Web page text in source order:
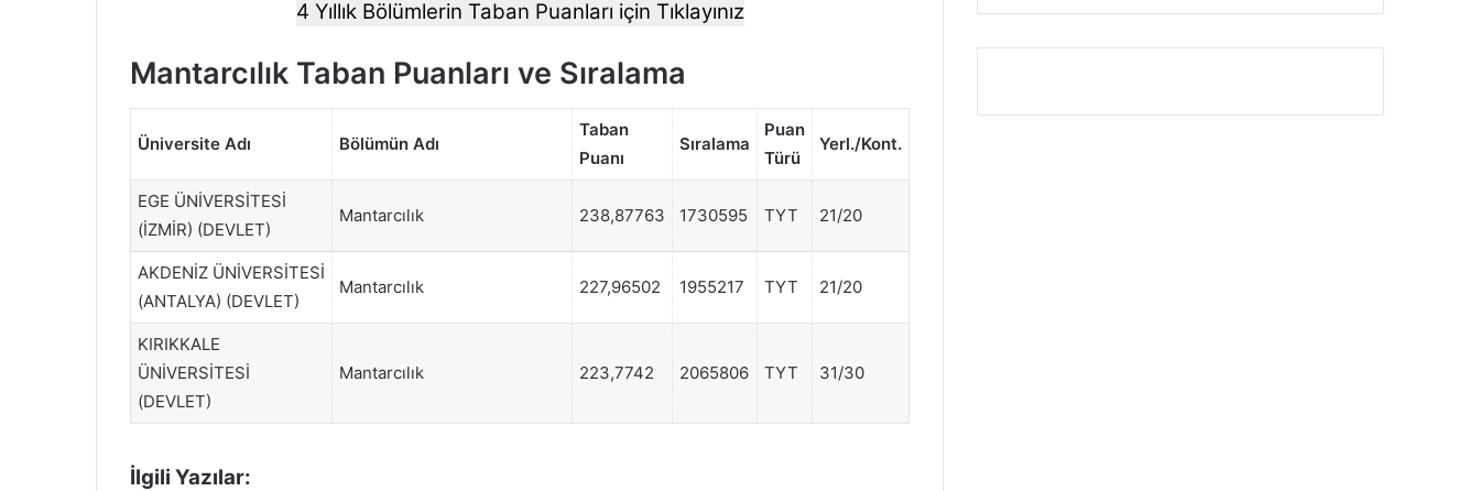
4 Yıllık Bölümlerin Taban Puanları için Tıklayınız
Mantarcılık Taban Puanları ve Sıralama
Üniversite Adı Bölümün Adı
Taban
Puanı
Sıralama
Puan
Türü
Yerl./Kont.
EGE ÜNİVERSİTESİ
(İZMİR) (DEVLET)
Mantarcılık 238,87763 1730595 TYT 21/20
AKDENİZ ÜNİVERSİTESİ
(ANTALYA) (DEVLET)
Mantarcılık 227,96502 1955217 TYT 21/20
KIRIKKALE
ÜNİVERSİTESİ
(DEVLET)
Mantarcılık 223,7742 2065806 TYT 31/30
İlgili Yazılar: